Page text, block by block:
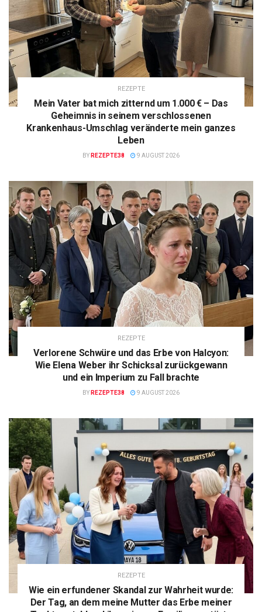
REZEPTE
Mein Vater bat mich zitternd um 1.000 € – Das
Geheimnis in seinem verschlossenen
Krankenhaus-Umschlag veränderte mein ganzes
Leben
BY REZEPTE38 9 AUGUST 2026
REZEPTE
Verlorene Schwüre und das Erbe von Halcyon:
Wie Elena Weber ihr Schicksal zurückgewann
und ein Imperium zu Fall brachte
BY REZEPTE38 9 AUGUST 2026
REZEPTE
Wie ein erfundener Skandal zur Wahrheit wurde:
Der Tag, an dem meine Mutter das Erbe meiner